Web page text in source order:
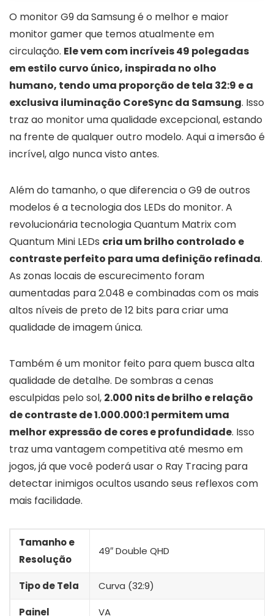
O monitor G9 da Samsung é o melhor e maior
monitor gamer que temos atualmente em
circulação. Ele vem com incríveis 49 polegadas
em estilo curvo único, inspirada no olho
humano, tendo uma proporção de tela 32:9 e a
exclusiva iluminação CoreSync da Samsung. Isso
traz ao monitor uma qualidade excepcional, estando
na frente de qualquer outro modelo. Aqui a imersão é
incrível, algo nunca visto antes.
Além do tamanho, o que diferencia o G9 de outros
modelos é a tecnologia dos LEDs do monitor. A
revolucionária tecnologia Quantum Matrix com
Quantum Mini LEDs cria um brilho controlado e
contraste perfeito para uma definição refinada.
As zonas locais de escurecimento foram
aumentadas para 2.048 e combinadas com os mais
altos níveis de preto de 12 bits para criar uma
qualidade de imagem única.
Também é um monitor feito para quem busca alta
qualidade de detalhe. De sombras a cenas
esculpidas pelo sol, 2.000 nits de brilho e relação
de contraste de 1.000.000:1 permitem uma
melhor expressão de cores e profundidade. Isso
traz uma vantagem competitiva até mesmo em
jogos, já que você poderá usar o Ray Tracing para
detectar inimigos ocultos usando seus reflexos com
mais facilidade.
Tamanho e
Resolução
49″ Double QHD
Tipo de Tela Curva (32:9)
Painel VA